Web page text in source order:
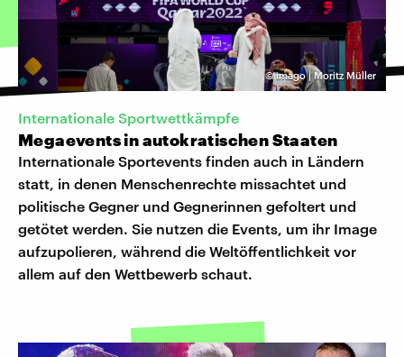
©imago | Moritz Müller
Internationale Sportwettkämpfe
Megaevents in autokratischen Staaten
Internationale Sportevents finden auch in Ländern
statt, in denen Menschenrechte missachtet und
politische Gegner und Gegnerinnen gefoltert und
getötet werden. Sie nutzen die Events, um ihr Image
aufzupolieren, während die Weltöffentlichkeit vor
allem auf den Wettbewerb schaut.